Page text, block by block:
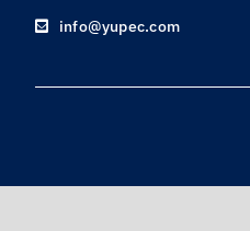
info@yupec.com